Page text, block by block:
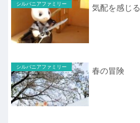
シルバニアファミリー 気配を感じる
シルバニアファミリー 春の冒険